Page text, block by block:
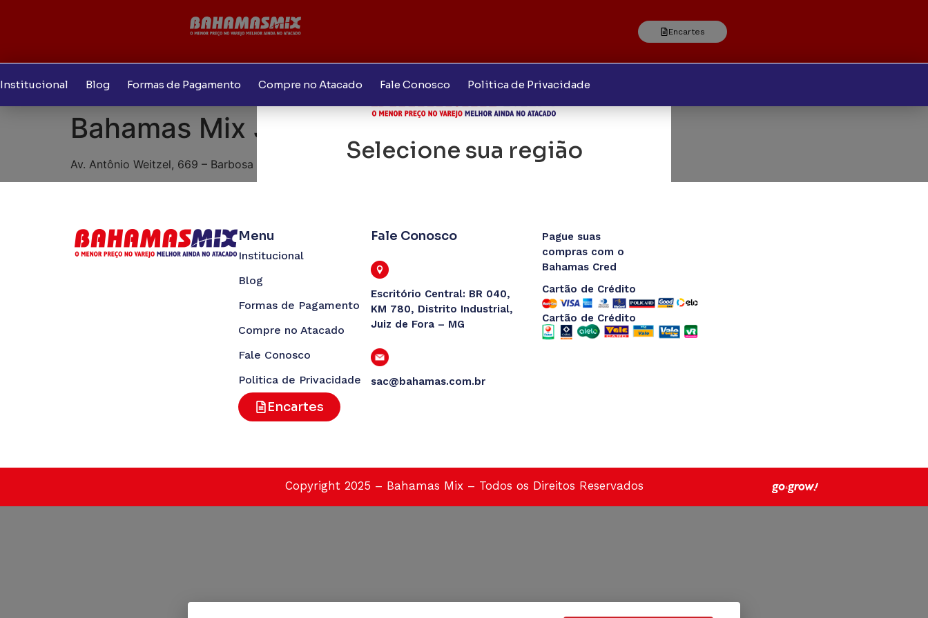
Selecione sua região
Encartes
Institucional Blog Formas de Pagamento Compre no Atacado Fale Conosco Politica de Privacidade
Bahamas Mix Jóquei Clube
Av. Antônio Weitzel, 669 – Barbosa Lage
Menu
Institucional
Blog
Formas de Pagamento
Compre no Atacado
Fale Conosco
Politica de Privacidade
Encartes
Fale Conosco
Escritório Central: BR 040,
KM 780, Distrito Industrial,
Juiz de Fora – MG
sac@bahamas.com.br
Pague suas
compras com o
Bahamas Cred
Cartão de Crédito
Cartão de Crédito
Copyright 2025 – Bahamas Mix – Todos os Direitos Reservados